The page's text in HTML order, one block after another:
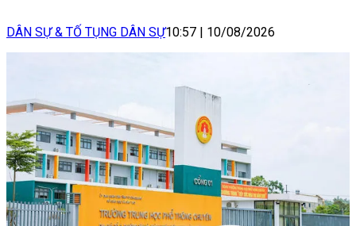
DÂN SỰ & TỐ TỤNG DÂN SỰ10:57 10/08/2026